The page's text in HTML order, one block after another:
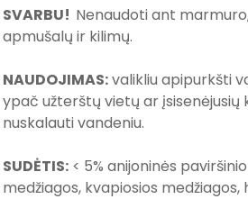
SVARBU! Nenaudoti ant
apmušalų ir kilimų.
NAUDOJIMAS:valikliu apipurkšti
ypač užterštų vietų ar įsisenėjusių
nuskalauti vandeniu.
SUDĖTIS: < 5% anijoninės
medžiagos, kvapiosios medžiagos,